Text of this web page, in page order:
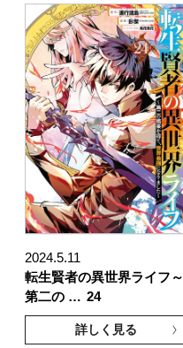
2024.5.11
転生賢者の異世界ライフ～
第二の … 24
詳しく見る